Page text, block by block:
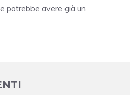
potrebbe avere già un